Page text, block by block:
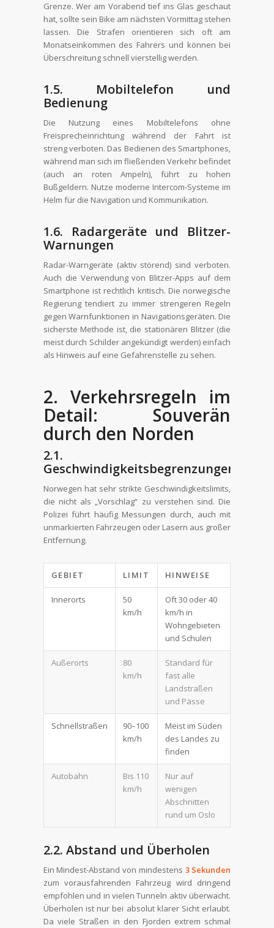
Grenze. Wer am Vorabend tief ins Glas geschaut
hat, sollte sein Bike am nächsten Vormittag stehen
lassen. Die Strafen orientieren sich oft am
Monatseinkommen des Fahrers und können bei
Überschreitung schnell vierstellig werden.
1.5. Mobiltelefon und
Bedienung
Die Nutzung eines Mobiltelefons ohne
Freisprecheinrichtung während der Fahrt ist
streng verboten. Das Bedienen des Smartphones,
während man sich im fließenden Verkehr befindet
(auch an roten Ampeln), führt zu hohen
Bußgeldern. Nutze moderne Intercom-Systeme im
Helm für die Navigation und Kommunikation.
1.6. Radargeräte und Blitzer-
Warnungen
Radar-Warngeräte (aktiv störend) sind verboten.
Auch die Verwendung von Blitzer-Apps auf dem
Smartphone ist rechtlich kritisch. Die norwegische
Regierung tendiert zu immer strengeren Regeln
gegen Warnfunktionen in Navigationsgeräten. Die
sicherste Methode ist, die stationären Blitzer (die
meist durch Schilder angekündigt werden) einfach
als Hinweis auf eine Gefahrenstelle zu sehen.
2. Verkehrsregeln im
Detail: Souverän
durch den Norden
2.1.
Geschwindigkeitsbegrenzungen
Norwegen hat sehr strikte Geschwindigkeitslimits,
die nicht als „Vorschlag“ zu verstehen sind. Die
Polizei führt häufig Messungen durch, auch mit
unmarkierten Fahrzeugen oder Lasern aus großer
Entfernung.
GEBIET LIMIT HINWEISE
Innerorts
50
km/h
Oft 30 oder 40
km/h in
Wohngebieten
und Schulen
Außerorts
80
km/h
Standard für
fast alle
Landstraßen
und Pässe
Schnellstraßen
90–100
km/h
Meist im Süden
des Landes zu
finden
Autobahn
Bis 110
km/h
Nur auf
wenigen
Abschnitten
rund um Oslo
2.2. Abstand und Überholen
Ein Mindest-Abstand von mindestens 3 Sekunden
zum vorausfahrenden Fahrzeug wird dringend
empfohlen und in vielen Tunneln aktiv überwacht.
Überholen ist nur bei absolut klarer Sicht erlaubt.
Da viele Straßen in den Fjorden extrem schmal